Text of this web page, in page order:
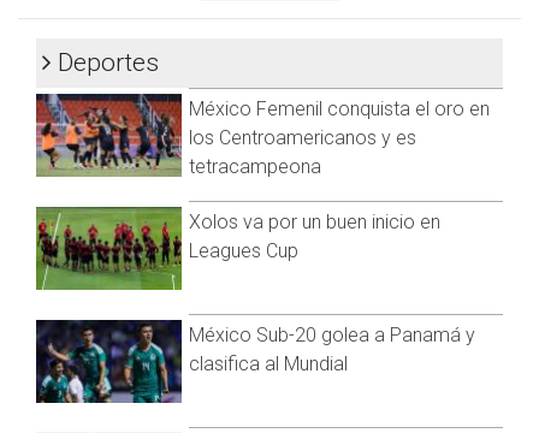
@cadenanoticiasmx
@CadenaNoticias|
en el certamen, lo que además es el regreso de los equipos
mexicanos a la competencia, pues el último representante
de la Concacaf fue el Seattle Sounders.
El equipo de Nicolás Larcamón tiene como objetivo meterse
a la semifinal del torneo para citarse con el Manchester City,
campeón de la Champions League, y de ese modo buscar
una nueva hazaña histórica.
Deportes
México Femenil conquista el oro en
los Centroamericanos y es
tetracampeona
Xolos va por un buen inicio en
Leagues Cup
México Sub-20 golea a Panamá y
clasifica al Mundial